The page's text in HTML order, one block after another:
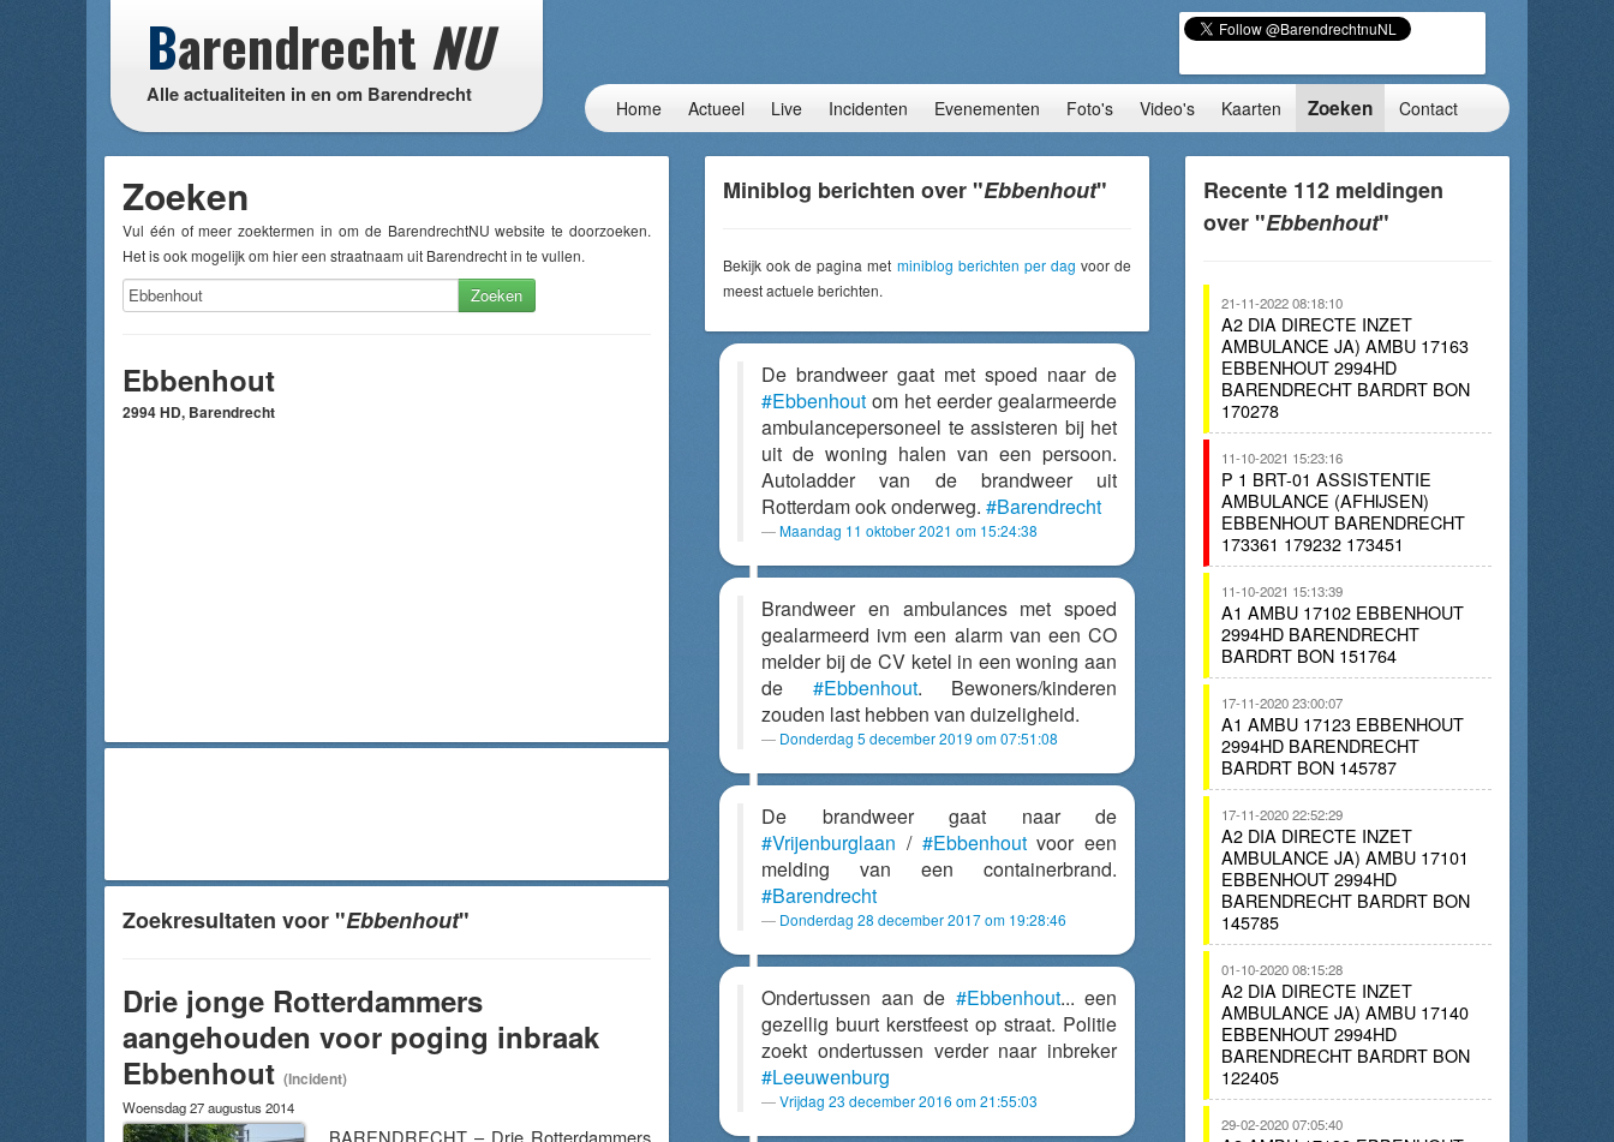
Barendrecht NU
Alle actualiteiten in en om Barendrecht
Home Actueel Live Incidenten Evenementen Foto's Video's Kaarten Zoeken Contact
Zoeken
Vul één of meer zoektermen in om de BarendrechtNU website te doorzoeken.
Het is ook mogelijk om hier een straatnaam uit Barendrecht in te vullen.
Zoeken
Ebbenhout
2994 HD, Barendrecht
Zoekresultaten voor "Ebbenhout"
Drie jonge Rotterdammers
aangehouden voor poging inbraak
Ebbenhout (Incident)
Woensdag 27 augustus 2014
BARENDRECHT – Drie Rotterdammers
Miniblog berichten over "Ebbenhout"
Bekijk ook de pagina met miniblog berichten per dag voor de
meest actuele berichten.
De brandweer gaat met spoed naar de
#Ebbenhout om het eerder gealarmeerde
ambulancepersoneel te assisteren bij het
uit de woning halen van een persoon.
Autoladder van de brandweer uit
Rotterdam ook onderweg. #Barendrecht
Maandag 11 oktober 2021 om 15:24:38
Brandweer en ambulances met spoed
gealarmeerd ivm een alarm van een CO
melder bij de CV ketel in een woning aan
de #Ebbenhout. Bewoners/kinderen
zouden last hebben van duizeligheid.
Donderdag 5 december 2019 om 07:51:08
De brandweer gaat naar de
#Vrijenburglaan / #Ebbenhoutvoor een
melding van een containerbrand.
#Barendrecht
Donderdag 28 december 2017 om 19:28:46
Ondertussen aan de #Ebbenhout... een
gezellig buurt kerstfeest op straat. Politie
zoekt ondertussen verder naar inbreker
#Leeuwenburg
Vrijdag 23 december 2016 om 21:55:03
Recente 112 meldingen
over "Ebbenhout"
21-11-2022 08:18:10
A2 DIA DIRECTE INZET
AMBULANCE JA) AMBU 17163
EBBENHOUT 2994HD
BARENDRECHT BARDRT BON
170278
11-10-2021 15:23:16
P 1 BRT-01 ASSISTENTIE
AMBULANCE (AFHIJSEN)
EBBENHOUT BARENDRECHT
173361 179232 173451
11-10-2021 15:13:39
A1 AMBU 17102 EBBENHOUT
2994HD BARENDRECHT
BARDRT BON 151764
17-11-2020 23:00:07
A1 AMBU 17123 EBBENHOUT
2994HD BARENDRECHT
BARDRT BON 145787
17-11-2020 22:52:29
A2 DIA DIRECTE INZET
AMBULANCE JA) AMBU 17101
EBBENHOUT 2994HD
BARENDRECHT BARDRT BON
145785
01-10-2020 08:15:28
A2 DIA DIRECTE INZET
AMBULANCE JA) AMBU 17140
EBBENHOUT 2994HD
BARENDRECHT BARDRT BON
122405
29-02-2020 07:05:40